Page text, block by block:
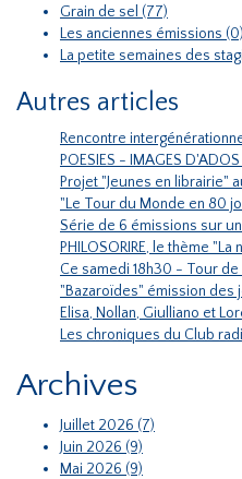
Grain de sel (77)
Les anciennes émissions (0)
La petite semaines des
Autres articles
Rencontre
POESIES - IMAGES
Projet "Jeunes en librairie"
"Le Tour du Monde en 80
Série de 6 émissions sur
PHILOSORIRE, le thème "La
Ce samedi 18h30 - Tour
"Bazaroïdes" émission
Elisa, Nollan, Giulliano et
Les chroniques du Club
Archives
Juillet 2026 (7)
Juin 2026 (9)
Mai 2026 (9)